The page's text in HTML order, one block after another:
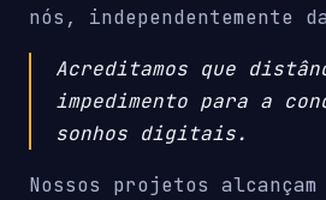
nós, independentemente
Acreditamos que
impedimento para a
sonhos digitais.
Nossos projetos